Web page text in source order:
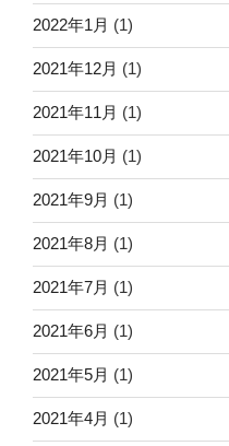
2022年1月 (1)
2021年12月 (1)
2021年11月 (1)
2021年10月 (1)
2021年9月 (1)
2021年8月 (1)
2021年7月 (1)
2021年6月 (1)
2021年5月 (1)
2021年4月 (1)